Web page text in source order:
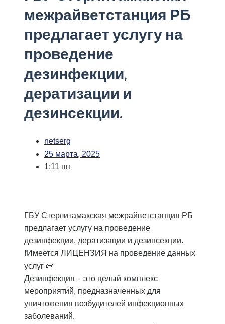
межрайветстанция РБ
предлагает услугу на
проведение
дезинфекции,
дератизации и
дезинсекции.
netserg
25 марта, 2025
1:11 пп
ГБУ Стерлитамакская межрайветстанция РБ
предлагает услугу на проведение
дезинфекции, дератизации и дезинсекции.
❗Имеется ЛИЦЕНЗИЯ на проведение данных
услуг 📜
Дезинфекция – это целый комплекс
мероприятий, предназначенных для
уничтожения возбудителей инфекционных
заболеваний.